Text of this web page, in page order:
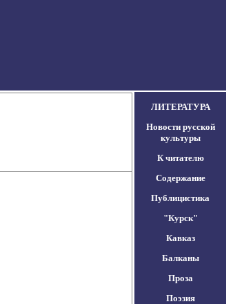
ЛИТЕРАТУРА
Новости русской
культуры
К читателю
Содержание
Публицистика
"Курск"
Кавказ
Балканы
Проза
Поэзия